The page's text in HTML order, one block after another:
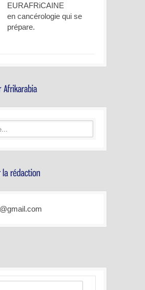
EURAFRiCAINE
en cancérologie qui se
prépare.